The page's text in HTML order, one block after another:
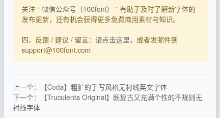
关注 “ 微信公众号（100font）
” 有助于及时了解新字体的
发布更新，还有机会获得更多免费商用素材与知识。
四、反馈 / 建议 / 留言： 请点击这里，或者发邮件到
support@100font.com
上一个：【Coda】粗犷的手写风格无衬线英文字体
下一个：【Truculenta Original】既复古又充满个性的不规则无
衬线字体